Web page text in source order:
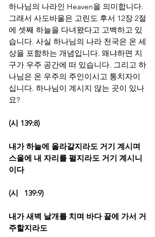
하나님의 나라인 Heaven을 의미합니다.
그래서 사도바울은 고린도 후서 12장 2절
에 셋째 하늘을 다녀왔다고 고백하고 있
습니다. 사실 하나님의 나라 천국은 온 세
상을 포함하는 개념입니다. 왜냐하면 지
구가 우주 공간에 떠 있습니다. 그리고 하
나님은 온 우주의 주인이시고 통치자이
십니다. 하나님이 계시지 않는 곳이 있나
요?
(시 139:8)
내가 하늘에 올라갈지라도 거기 계시며
스올에 내 자리를 펼지라도 거기 계시니
이다
(시   139:9)
내가 새벽 날개를 치며 바다 끝에 가서 거
주할지라도